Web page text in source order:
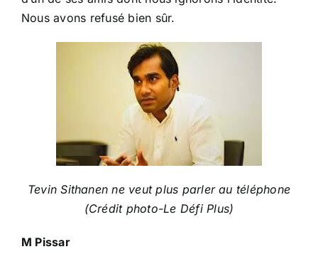
Nous avons refusé bien sûr.
Tevin Sithanen ne veut plus parler au téléphone
(Crédit photo-Le Défi Plus)
M Pissar